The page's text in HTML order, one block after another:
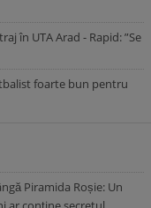
în UTA Arad - Rapid: ”Se
foarte bun pentru
Piramida Roșie: Un